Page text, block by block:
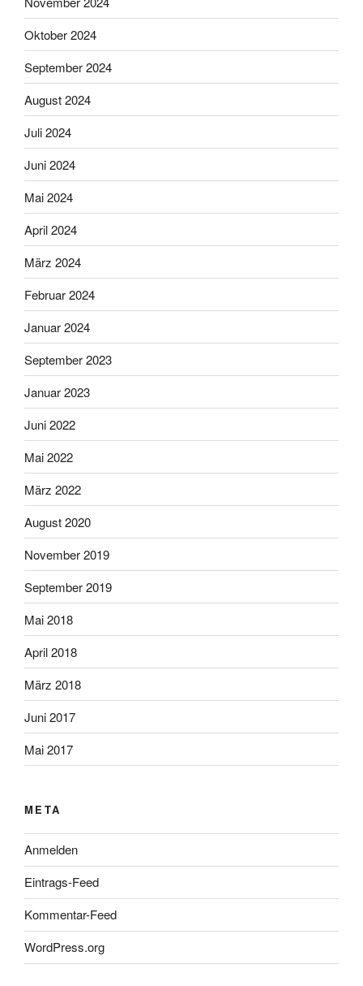
Oktober 2024
September 2024
August 2024
Juli 2024
Juni 2024
Mai 2024
April 2024
März 2024
Februar 2024
Januar 2024
September 2023
Januar 2023
Juni 2022
Mai 2022
März 2022
August 2020
November 2019
September 2019
Mai 2018
April 2018
März 2018
Juni 2017
Mai 2017
META
Anmelden
Eintrags-Feed
Kommentar-Feed
WordPress.org